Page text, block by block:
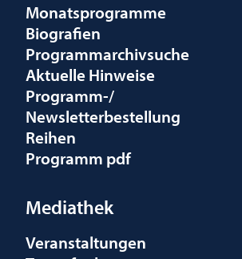
Monatsprogramme
Biografien
Programmarchivsuche
Aktuelle Hinweise
Programm-/
Newsletterbestellung
Reihen
Programm pdf
Mediathek
Veranstaltungen